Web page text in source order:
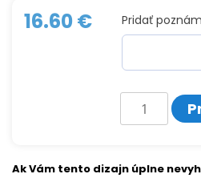
16.60€ Pridať
množstvo
Tričko
s
Ak Vám tento dizajn úplne